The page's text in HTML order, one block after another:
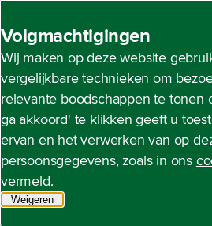
Volgmachtigingen
Wij maken op deze website
vergelijkbare technieken om
relevante boodschappen te tonen
ga akkoord' te klikken geeft u
ervan en het verwerken van op
persoonsgegevens, zoals in ons
vermeld.
Weigeren
Open content navigation
De waarde die wij creëren
Vitaliteit en
Verzuim
In 2024 kwam het verzuim van
voortschrijdend